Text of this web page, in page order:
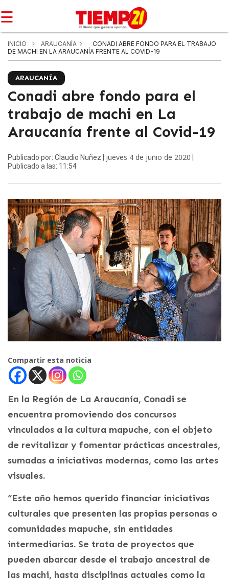
☰
INICIO ARAUCANÍA
CONADI ABRE FONDO PARA EL TRABAJO
DE MACHI EN LA ARAUCANÍA FRENTE AL COVID-19
ARAUCANÍA
Conadi abre fondo para el
trabajo de machi en La
Araucanía frente al Covid-19
Publicado por: Claudio Nuñez | jueves 4 de junio de 2020
Publicado a las: 11:54
Compartir esta noticia
En la Región de La Araucanía, Conadi se
encuentra promoviendo dos concursos
vinculados a la cultura mapuche, con el objeto
de revitalizar y fomentar prácticas ancestrales,
sumadas a iniciativas modernas, como las artes
visuales.
“Este año hemos querido financiar iniciativas
culturales que presenten las propias personas o
comunidades mapuche, sin entidades
intermediarias. Se trata de proyectos que
pueden abarcar desde el trabajo ancestral de
las machi, hasta disciplinas actuales como la